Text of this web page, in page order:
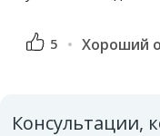
5 Хороший
Консультации,